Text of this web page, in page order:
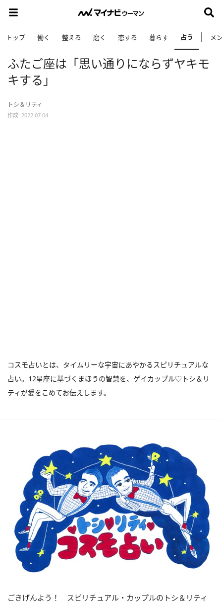
トップ 働く 整える 磨く 恋する 暮らす 占う メ
ふたご座は「思い通りにならずヤキモ
キする」
トシ＆リティ
作成: 2022.07.04
コスモ占いとは、タイムリーな宇宙にあやかるスピリチュアルな
占い。12星座に基づくまほうの智慧を、ゲイカップル♡トシ＆リ
ティが愛をこめてお伝えします。
ごきげんよう！ スピリチュアル・カップルのトシ＆リティ